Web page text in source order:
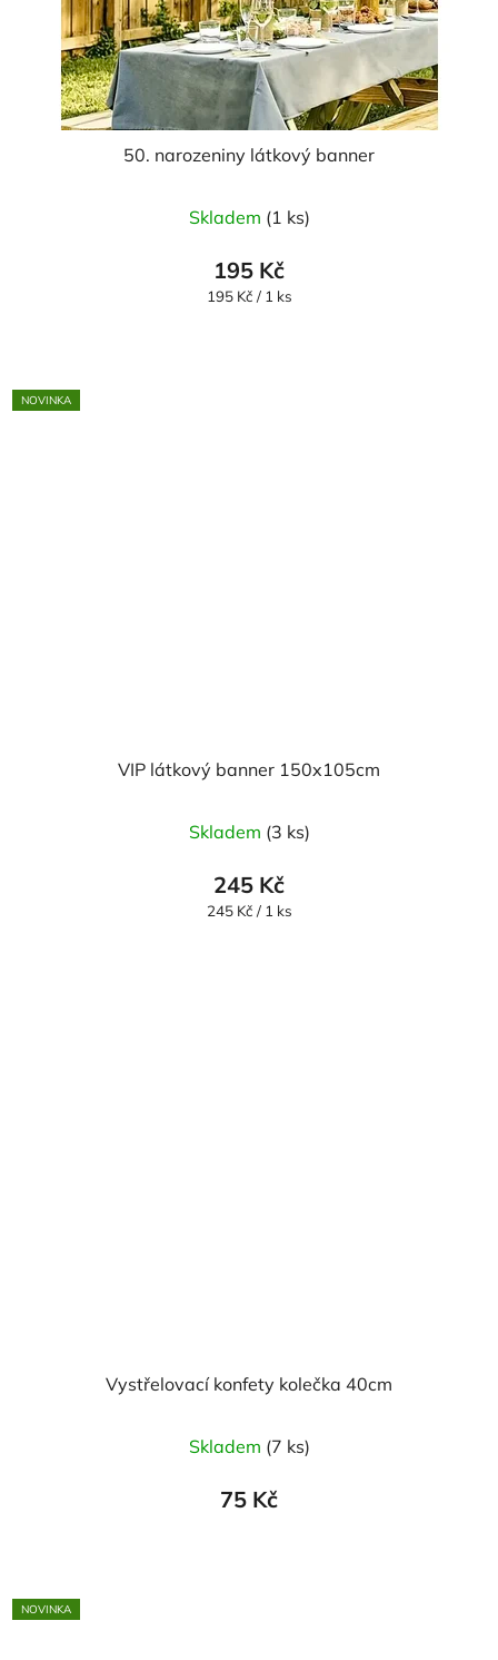
50. narozeniny látkový banner
Skladem (1 ks)
195 Kč
Měrná
195 Kč / 1 ks
NOVINKA
VIP látkový banner 150x105cm
hodnocení
produktu
je
Skladem (3 ks)
245 Kč
Měrná
245 Kč / 1 ks
Vystřelovací konfety kolečka 40cm
Skladem (7 ks)
75 Kč
NOVINKA